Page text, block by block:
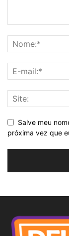
Salve meu
próxima vez que